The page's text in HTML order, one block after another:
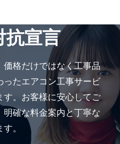
抗宣言
価格だけではなく工事品
ったエアコン工事サービ
す。お客様に安心してご
確な料金案内と丁寧な
。